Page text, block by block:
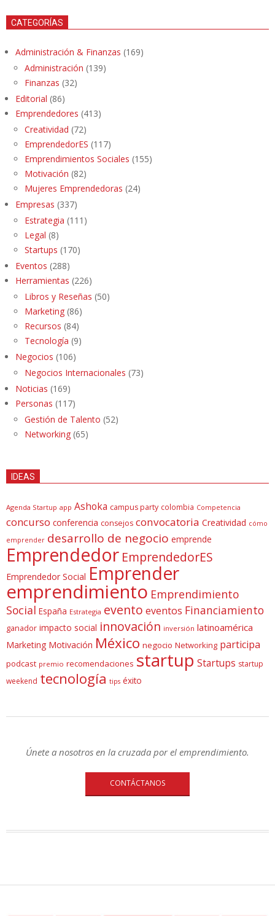
CATEGORÍAS
Administración & Finanzas (169)
Administración (139)
Finanzas (32)
Editorial (86)
Emprendedores (413)
Creatividad (72)
EmprendedorES (117)
Emprendimientos Sociales (155)
Motivación (82)
Mujeres Emprendedoras (24)
Empresas (337)
Estrategia (111)
Legal (8)
Startups (170)
Eventos (288)
Herramientas (226)
Libros y Reseñas (50)
Marketing (86)
Recursos (84)
Tecnología (9)
Negocios (106)
Negocios Internacionales (73)
Noticias (169)
Personas (117)
Gestión de Talento (52)
Networking (65)
IDEAS
Agenda Startup app Ashoka campus party colombia Competencia
concurso conferencia consejos convocatoria Creatividad cómo
emprender desarrollo de negocio emprende
Emprendedor EmprendedorES
Emprendedor Social Emprender
emprendimiento Emprendimiento
Social España Estrategia evento eventos Financiamiento
ganador impacto social innovación inversión latinoamérica
Marketing Motivación México negocio Networking participa
podcast premio recomendaciones startup Startups startup
weekend tecnología tips éxito
Únete a nosotros en la cruzada por el emprendimiento.
CONTÁCTANOS